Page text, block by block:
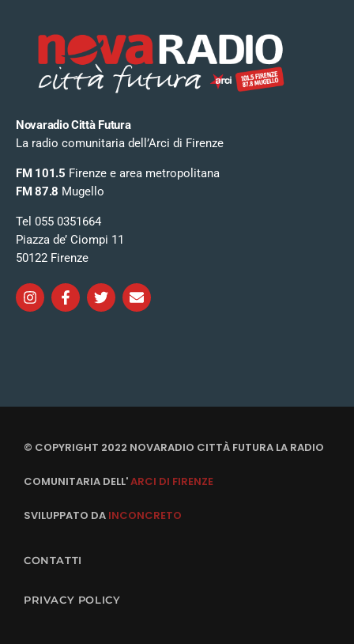
Novaradio Città Futura
La radio comunitaria dell’Arci di Firenze
FM 101.5 Firenze e area metropolitana
FM 87.8 Mugello
Tel 055 0351664
Piazza de’ Ciompi 11
50122 Firenze
© COPYRIGHT 2022 NOVARADIO CITTÀ FUTURA LA RADIO
COMUNITARIA DELL'ARCI DI FIRENZE
SVILUPPATO DA INCONCRETO
CONTATTI
PRIVACY POLICY